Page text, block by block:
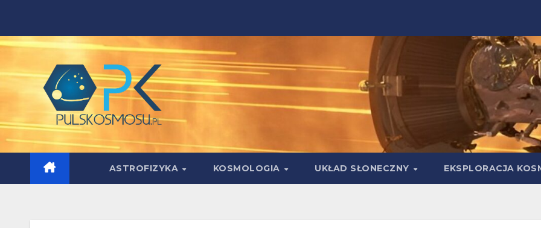
content
ASTROFIZYKA KOSMOLOGIA UKŁAD SŁONECZNY EKSPLORACJA